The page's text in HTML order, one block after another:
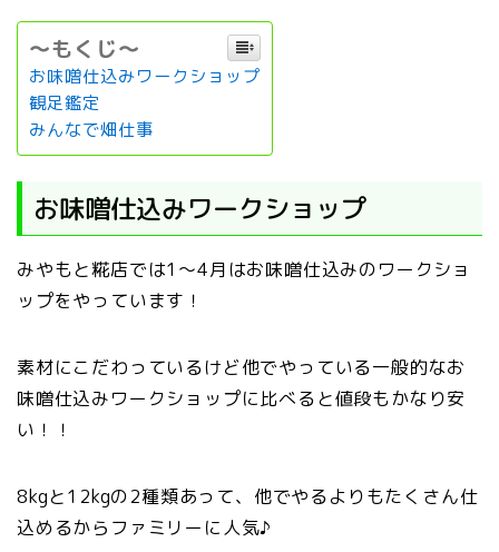
～もくじ～
お味噌仕込みワークショップ
観足鑑定
みんなで畑仕事
お味噌仕込みワークショップ
みやもと糀店では1～4月はお味噌仕込みのワークショ
ップをやっています！
素材にこだわっているけど他でやっている一般的なお
味噌仕込みワークショップに比べると値段もかなり安
い！！
8kgと12kgの2種類あって、他でやるよりもたくさん仕
込めるからファミリーに人気♪